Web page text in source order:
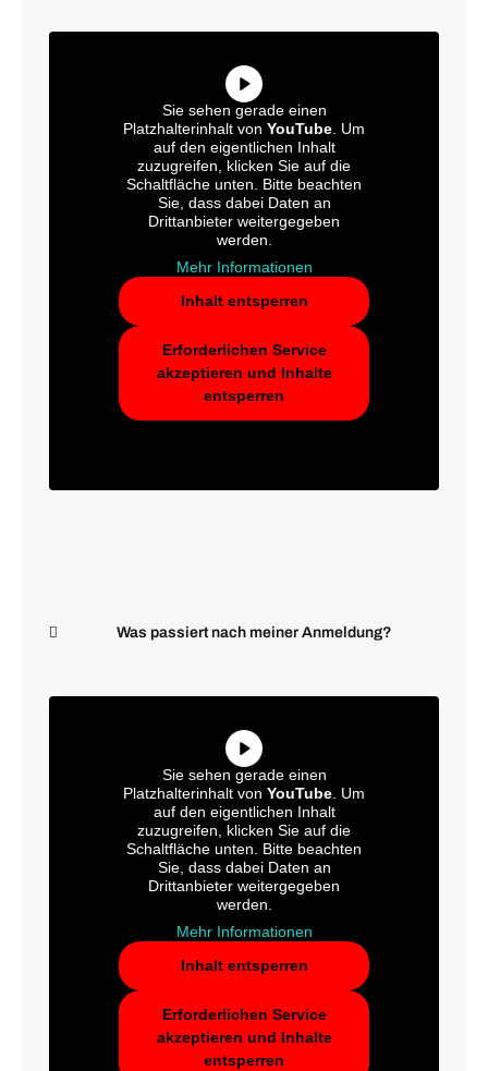
Sie sehen gerade einen
Platzhalterinhalt von YouTube . Um
auf den eigentlichen Inhalt
zuzugreifen, klicken Sie auf die
Schaltfläche unten. Bitte beachten
Sie, dass dabei Daten an
Drittanbieter weitergegeben
werden.
Mehr Informationen
Inhalt entsperren
Erforderlichen Service
akzeptieren und Inhalte
entsperren
Was passiert nach meiner Anmeldung?
Sie sehen gerade einen
Platzhalterinhalt von YouTube. Um
auf den eigentlichen Inhalt
zuzugreifen, klicken Sie auf die
Schaltfläche unten. Bitte beachten
Sie, dass dabei Daten an
Drittanbieter weitergegeben
werden.
Mehr Informationen
Inhalt entsperren
Erforderlichen Service
akzeptieren und Inhalte
entsperren